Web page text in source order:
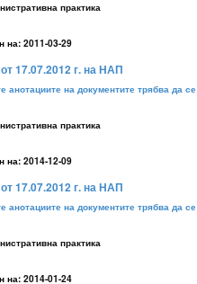
практика
на: 2011-03-29
17.07.2012 г. на НАП
анотациите на документите трябва да се
практика
на: 2014-12-09
17.07.2012 г. на НАП
анотациите на документите трябва да се
практика
на: 2014-01-24